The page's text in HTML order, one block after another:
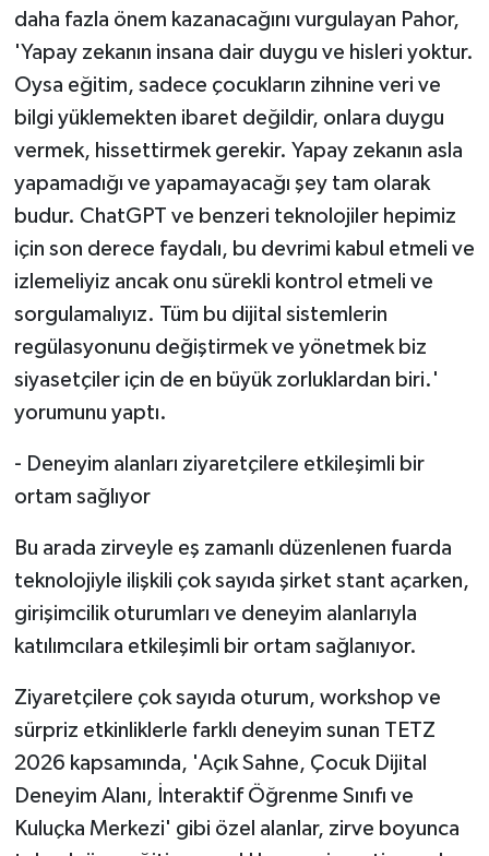
daha fazla önem kazanacağını vurgulayan Pahor,
'Yapay zekanın insana dair duygu ve hisleri yoktur.
Oysa eğitim, sadece çocukların zihnine veri ve
bilgi yüklemekten ibaret değildir, onlara duygu
vermek, hissettirmek gerekir. Yapay zekanın asla
yapamadığı ve yapamayacağı şey tam olarak
budur. ChatGPT ve benzeri teknolojiler hepimiz
için son derece faydalı, bu devrimi kabul etmeli ve
izlemeliyiz ancak onu sürekli kontrol etmeli ve
sorgulamalıyız. Tüm bu dijital sistemlerin
regülasyonunu değiştirmek ve yönetmek biz
siyasetçiler için de en büyük zorluklardan biri.'
yorumunu yaptı.
- Deneyim alanları ziyaretçilere etkileşimli bir
ortam sağlıyor
Bu arada zirveyle eş zamanlı düzenlenen fuarda
teknolojiyle ilişkili çok sayıda şirket stant açarken,
girişimcilik oturumları ve deneyim alanlarıyla
katılımcılara etkileşimli bir ortam sağlanıyor.
Ziyaretçilere çok sayıda oturum, workshop ve
sürpriz etkinliklerle farklı deneyim sunan TETZ
2026 kapsamında, 'Açık Sahne, Çocuk Dijital
Deneyim Alanı, İnteraktif Öğrenme Sınıfı ve
Kuluçka Merkezi' gibi özel alanlar, zirve boyunca